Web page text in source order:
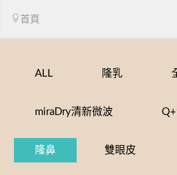
首頁
ALL 隆乳
miraDry清新微波
隆鼻 雙眼皮